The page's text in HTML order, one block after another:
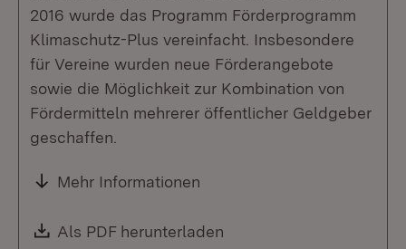
2016 wurde das Programm Förderprogramm
Klimaschutz-Plus vereinfacht. Insbesondere
für Vereine wurden neue Förderangebote
sowie die Möglichkeit zur Kombination von
Fördermitteln mehrerer öffentlicher Geldgeber
geschaffen.
Mehr Informationen
Download:
Als PDF herunterladen